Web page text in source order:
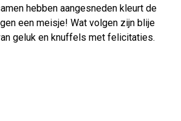
hebben aangesneden kleurt de
een meisje! Wat volgen zijn blije
geluk en knuffels met felicitaties.